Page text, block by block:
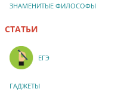
ЗНАМЕНИТЫЕ ФИЛОСОФЫ
СТАТЬИ
ЕГЭ
ГАДЖЕТЫ